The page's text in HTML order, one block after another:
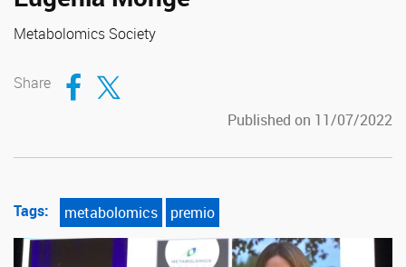
Metabolomics Society
Share Compartir en Facebook
Compartir en Twitter
Published on 11/07/2022
Tags: metabolomics premio